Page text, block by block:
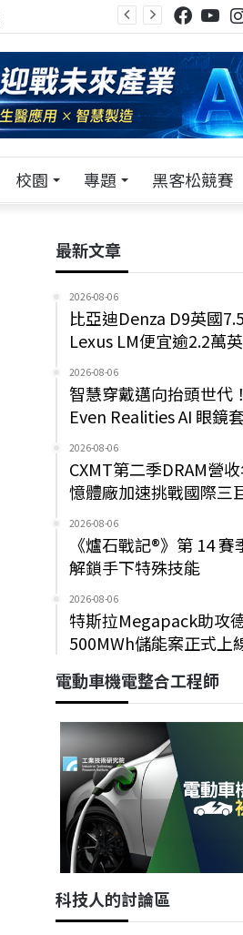
校園 專題 黑客松競賽
最新文章
2026-08-06
比亞迪Denza D9英國
Lexus LM便宜逾2.2萬
2026-08-06
智慧穿戴邁向抬頭世代
Even Realities AI 眼鏡
2026-08-06
CXMT第二季DRAM營
憶體廠加速挑戰國際三
2026-08-06
《爐石戰記®》第 14
解鎖手下特殊技能
2026-08-06
特斯拉Megapack助攻
500MWh儲能案正式上
電動車機電整合工程師
科技人的討論區